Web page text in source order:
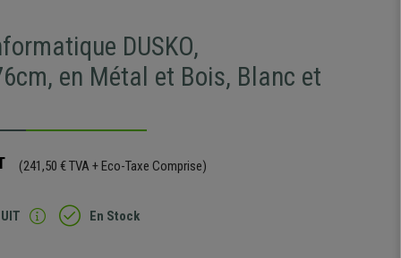
DUSKO,
en Métal et Bois, Blanc et
(241,50 € TVA + Eco-Taxe Comprise)
En Stock